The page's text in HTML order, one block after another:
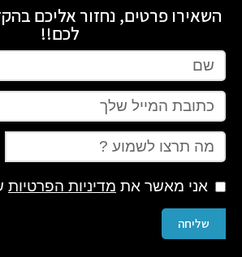
השאירו פרטים, נחזור אליכם
לכם!!
אני מאשר את מדיניות הפרטיות
שליחה